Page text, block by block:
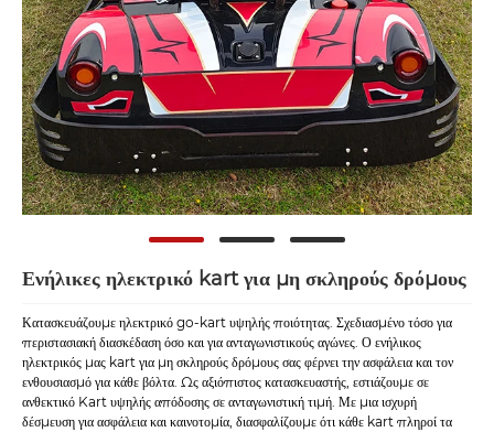
Ενήλικες ηλεκτρικό kart για μη σκληρούς δρόμους
Κατασκευάζουμε ηλεκτρικό go-kart υψηλής ποιότητας. Σχεδιασμένο τόσο για
περιστασιακή διασκέδαση όσο και για ανταγωνιστικούς αγώνες. Ο ενήλικος
ηλεκτρικός μας kart για μη σκληρούς δρόμους σας φέρνει την ασφάλεια και τον
ενθουσιασμό για κάθε βόλτα. Ως αξιόπιστος κατασκευαστής, εστιάζουμε σε
ανθεκτικό Kart υψηλής απόδοσης σε ανταγωνιστική τιμή. Με μια ισχυρή
δέσμευση για ασφάλεια και καινοτομία, διασφαλίζουμε ότι κάθε kart πληροί τα